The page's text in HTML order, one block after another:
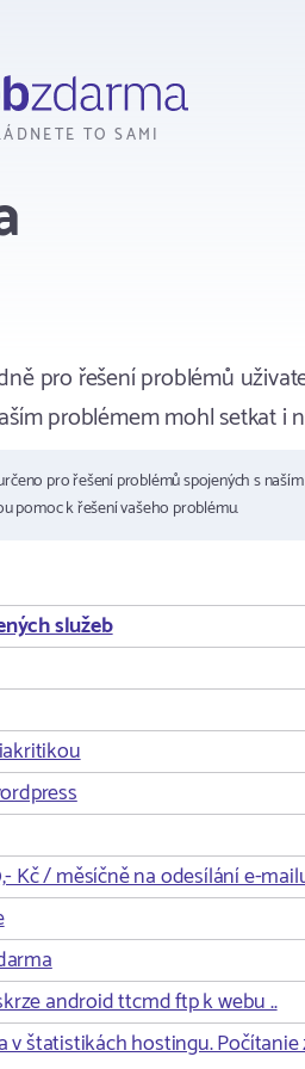
TO SAMI
pro řešení problémů
problémem mohl setkat
pro řešení problémů spojených s
pomoc k řešení vašeho problému.
služeb
Kč / měsíčně na odesílání e-
android ttcmd ftp k webu ..
v štatistikách hostingu.